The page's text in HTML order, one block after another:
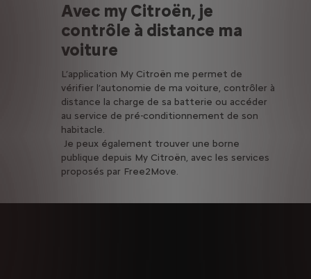
Avec my Citroën, je
contrôle à distance ma
voiture
L’application My Citroën me permet de
vérifier l’autonomie de ma voiture, contrôler à
distance la charge de sa batterie ou accéder
au service de pré-conditionnement de son
habitacle.
Je peux également trouver une borne
publique depuis My Citroën, avec les services
proposés par Free2Move.